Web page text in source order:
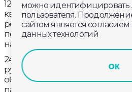
12 больниц области получат
квартале 2025 года. Это
региональной программе
первичного звена
нацпроекта
24 автомобиля закупят на
рублей. Новые автомобили
обслуживания вызовов на
пациентов в медицинские
можно идентифицировать
пользователя.
сайтом является
данных технологий
ок